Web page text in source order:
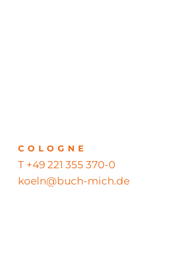
COLOGNE
T +49 221 355 370-0
koeln@buch-mich.de